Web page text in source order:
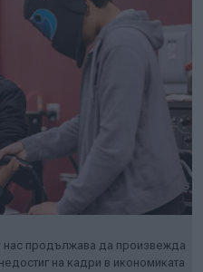
продължава да произвежда
на кадри в икономиката